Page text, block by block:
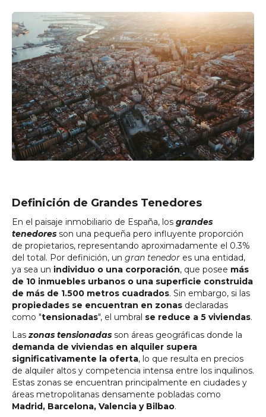
Definición de Grandes Tenedores
En el paisaje inmobiliario de España, los grandes
tenedores son una pequeña pero influyente proporción
de propietarios, representando aproximadamente el 0.3%
del total. Por definición, un gran tenedor es una entidad,
ya sea un individuo o una corporación, que posee más
de 10 inmuebles urbanos o una superficie construida
de más de 1.500 metros cuadrados. Sin embargo, si las
propiedades se encuentran en zonas declaradas
como "tensionadas", el umbral se reduce a 5 viviendas.
Laszonas tensionadas son áreas geográficas donde la
demanda de viviendas en alquiler supera
significativamente la oferta, lo que resulta en precios
de alquiler altos y competencia intensa entre los inquilinos.
Estas zonas se encuentran principalmente en ciudades y
áreas metropolitanas densamente pobladas como
Madrid, Barcelona, Valencia y Bilbao.